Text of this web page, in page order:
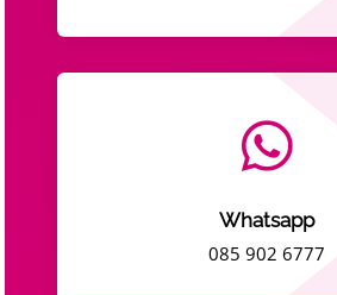

Whatsapp
085 902 6777